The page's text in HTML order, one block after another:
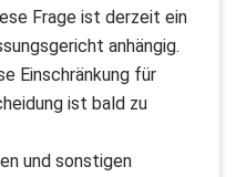
Frage ist derzeit ein
anhängig.
Einschränkung für
ist bald zu
und sonstigen